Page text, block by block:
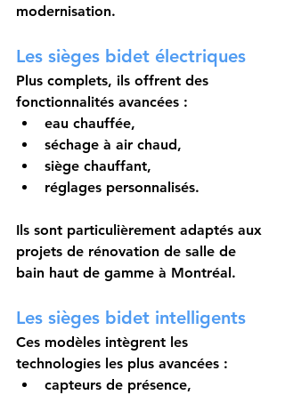
modernisation.
Les sièges bidet électriques
Plus complets, ils offrent des
fonctionnalités avancées :
eau chauffée,
séchage à air chaud,
siège chauffant,
réglages personnalisés.
Ils sont particulièrement adaptés aux
projets de rénovation de salle de
bain haut de gamme à Montréal.
Les sièges bidet intelligents
Ces modèles intègrent les
technologies les plus avancées :
capteurs de présence,